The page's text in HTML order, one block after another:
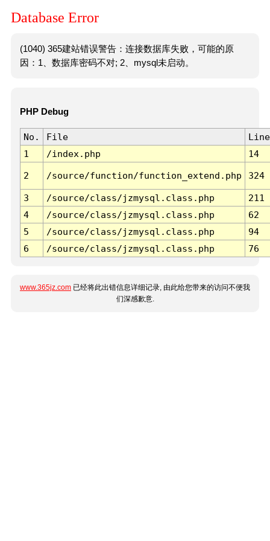
Database Error
(1040) 365建站错误警告：连接数据库失败，可能的原
因：1、数据库密码不对; 2、mysql未启动。
PHP Debug
No. File
Line
1
/index.php 14
2 /source/function/function_extend.php 324
3 /source/class/jzmysql.class.php
211
4
/source/class/jzmysql.class.php
62
5
/source/class/jzmysql.class.php
94
6
/source/class/jzmysql.class.php 76
www.365jz.com 已经将此出错信息详细记录, 由此给您带来的访问不便我
们深感歉意.